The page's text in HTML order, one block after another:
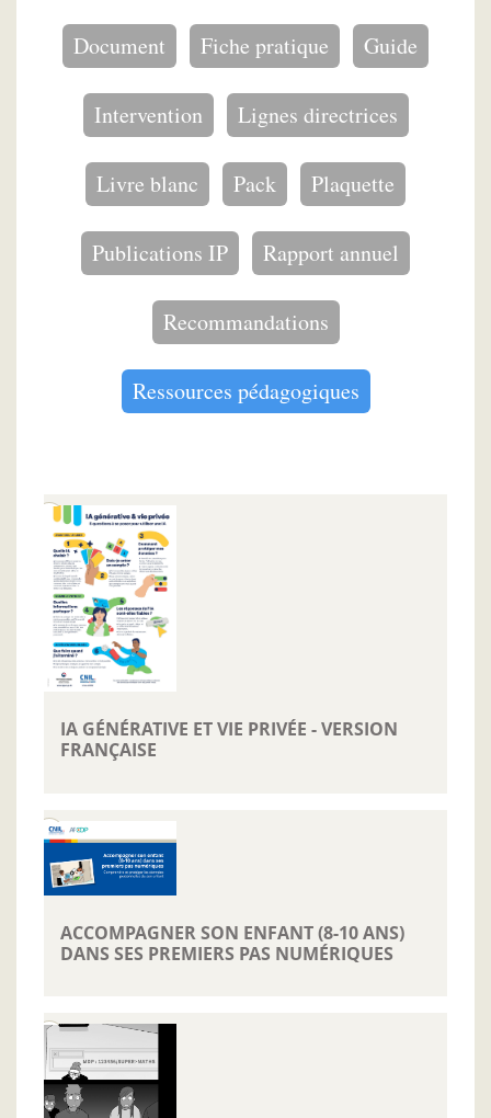
Document Fiche pratique Guide
Intervention Lignes directrices
Livre blanc Pack Plaquette
Publications IP Rapport annuel
Recommandations
Ressources pédagogiques
IA GÉNÉRATIVE ET VIE PRIVÉE - VERSION
FRANÇAISE
ACCOMPAGNER SON ENFANT (8-10 ANS)
DANS SES PREMIERS PAS NUMÉRIQUES